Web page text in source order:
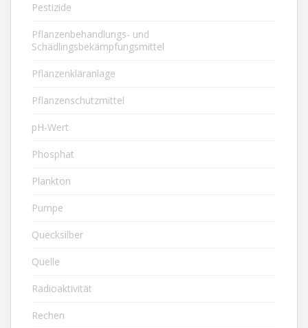
Pestizide
Pflanzenbehandlungs- und
Schädlingsbekämpfungsmittel
Pflanzenkläranlage
Pflanzenschutzmittel
pH-Wert
Phosphat
Plankton
Pumpe
Quecksilber
Quelle
Radioaktivität
Rechen